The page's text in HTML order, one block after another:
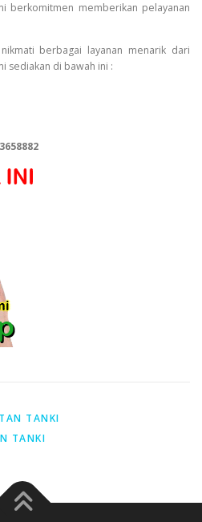
berkomitmen memberikan pelayanan
berbagai layanan menarik dari
sediakan di bawah ini :
TANKI
TANKI